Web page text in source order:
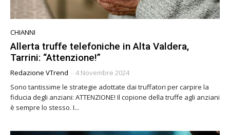
CHIANNI
Allerta truffe telefoniche in Alta Valdera,
Tarrini: “Attenzione!”
Redazione VTrend - 4 Novembre 2024
Sono tantissime le strategie adottate dai truffatori per carpire la
fiducia degli anziani: ATTENZIONE! Il copione della truffe agli anziani
è sempre lo stesso. I...